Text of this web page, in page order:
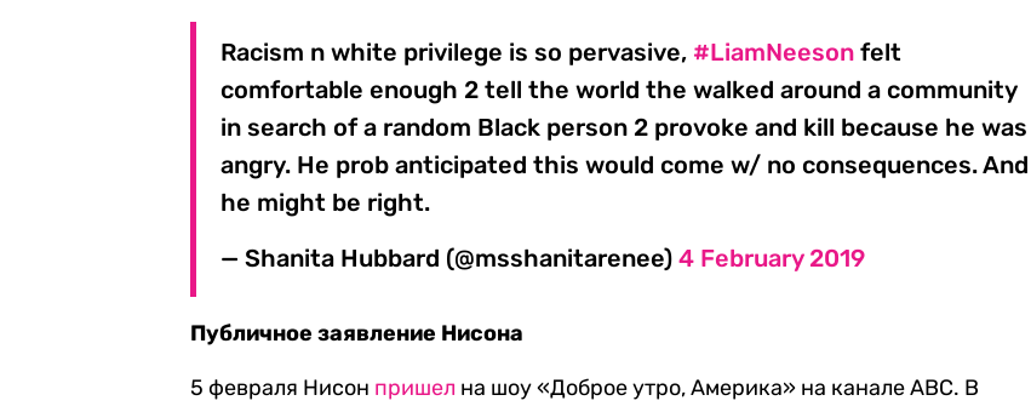
Racism n white privilege is so pervasive, #LiamNeeson felt
comfortable enough 2 tell the world the walked around a community
in search of a random Black person 2 provoke and kill because he was
angry. He prob anticipated this would come w/ no consequences. And
he might be right.
— Shanita Hubbard (@msshanitarenee)4 February 2019
Публичное заявление Нисона
5 февраля Нисон пришел на шоу «Доброе утро, Америка» на канале ABC. В